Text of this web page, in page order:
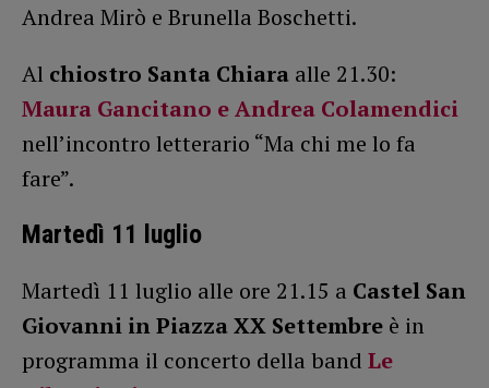
Andrea Mirò e Brunella Boschetti.
Al chiostro Santa Chiara alle 21.30:
Maura Gancitano e Andrea Colamendici
nell’incontro letterario “Ma chi me lo fa
fare”.
Martedì 11 luglio
Martedì 11 luglio alle ore 21.15 a Castel San
Giovanni in Piazza XX Settembre è in
programma il concerto della band Le